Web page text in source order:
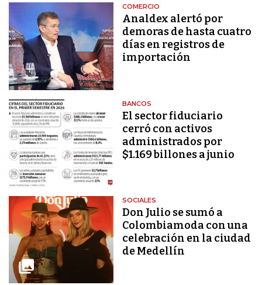
COMERCIO
Analdex alertó por
demoras de hasta cuatro
días en registros de
importación
BANCOS
El sector fiduciario
cerró con activos
administrados por
$1.169 billones a junio
SOCIALES
Don Julio se sumó a
Colombiamoda con una
celebración en la ciudad
de Medellín